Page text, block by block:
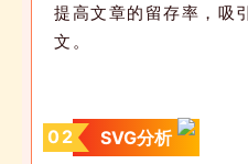
提高文章的留存率，吸
文。
02 SVG分析